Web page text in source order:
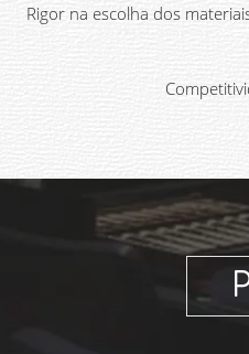
Rigor na escolha dos